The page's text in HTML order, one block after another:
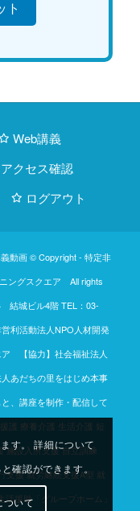
Web講義
アクセス確認
ログアウト
動画 © Copyright - 特定非
ングスクエア All rights
結城ビル4階TEL：03-
利活動法人NPO人材開発
【協力】社会福祉法人
あだちの里をはじめ本事
、講座を制作・配信して
護 療養介護 生活介護 短
施設入所支援 自立訓練
支援 就労継続支援A型 就
援助「グループホーム」
す。 詳細について
確認ができます。
いて